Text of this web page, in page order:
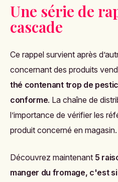
Une série de
cascade
Ce rappel survient après
concernant des produits
thé contenant trop de
conforme. La chaîne de
l’importance de vérifier les
produit concerné en magasin.
Découvrez maintenant 5
manger du fromage, c'est